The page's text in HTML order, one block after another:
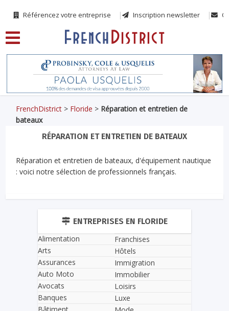
Référencez votre entreprise Inscription newsletter
FrenchDistrict > Floride > Réparation et entretien de
bateaux
RÉPARATION ET ENTRETIEN DE BATEAUX
Réparation et entretien de bateaux, d'équipement nautique
: voici notre sélection de professionnels français.
ENTREPRISES EN FLORIDE
Alimentation
Arts
Assurances
Auto Moto
Avocats
Banques
Franchises
Hôtels
Immigration
Immobilier
Loisirs
Luxe